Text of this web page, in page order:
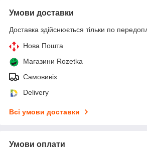
Умови доставки
Доставка здійснюється тільки по
Нова Пошта
Магазини Rozetka
Самовивіз
Delivery
Всі умови доставки
Умови оплати